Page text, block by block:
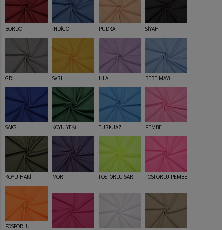
BORDO İNDİGO PUDRA SİYAH
GRİ SARI LİLA BEBE MAVİ
SAKS KOYU YEŞİL TURKUAZ PEMBE
KOYU HAKİ MOR FOSFORLU SARI FOSFORLU PEMBE
FOSFORLU